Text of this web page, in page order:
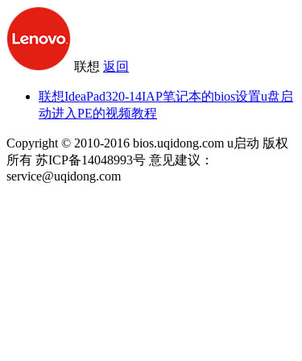
联想 返回
联想IdeaPad320-14IAP笔记本的bios设置u盘启
动进入PE的视频教程
Copyright © 2010-2016 bios.uqidong.com u启动 版权
所有 苏ICP备14048993号 意见建议：
service@uqidong.com